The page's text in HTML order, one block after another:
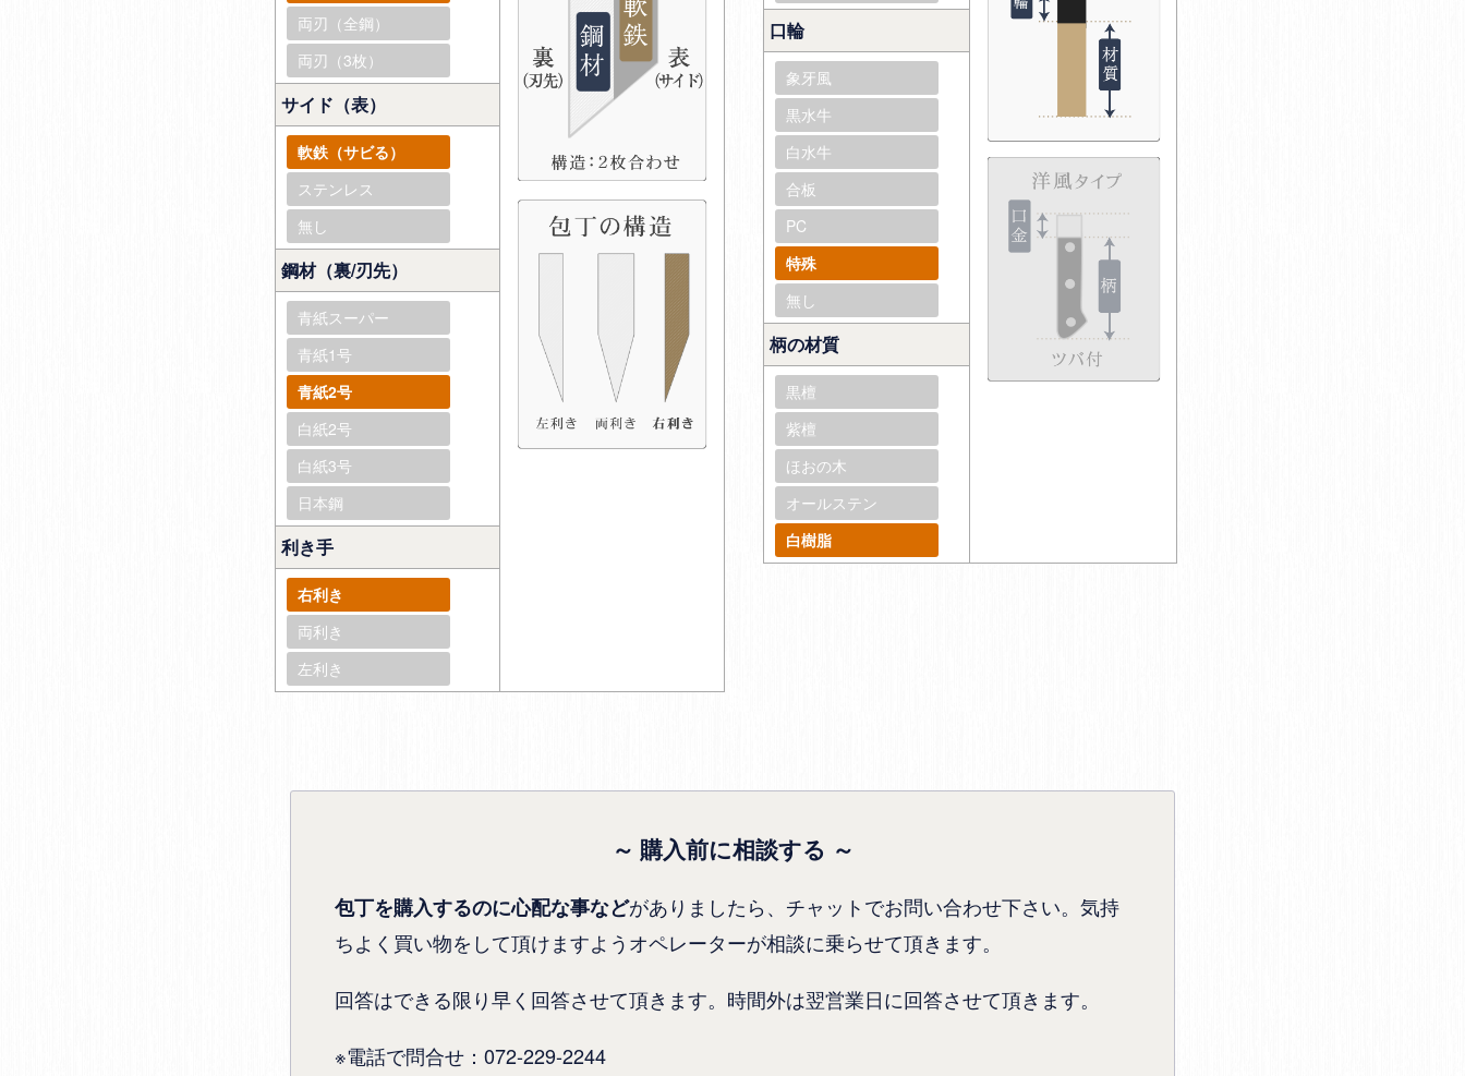
両刃（全鋼）
両刃（3枚）
サイド（表）
軟鉄（サビる）
ステンレス
無し
鋼材（裏/刃先）
青紙スーパー
青紙1号
青紙2号
白紙2号
白紙3号
日本鋼
利き手
右利き
両利き
左利き
口輪
象牙風
黒水牛
白水牛
合板
PC
特殊
無し
柄の材質
黒檀
紫檀
ほおの木
オールステン
白樹脂
～ 購入前に相談する ～
包丁を購入するのに心配な事などがありましたら、チャットでお問い合わせ下さい。気持
ちよく買い物をして頂けますようオペレーターが相談に乗らせて頂きます。
回答はできる限り早く回答させて頂きます。時間外は翌営業日に回答させて頂きます。
※電話で問合せ：072-229-2244